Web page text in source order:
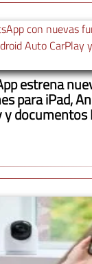
estrena
para iPad,
y documentos